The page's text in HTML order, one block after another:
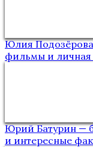
Юлия Подозёрова
фильмы и личная
Юрий Батурин —
и интересные